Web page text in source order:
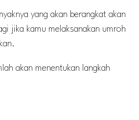
yang akan berangkat akan
jika kamu melaksanakan umroh
akan menentukan langkah